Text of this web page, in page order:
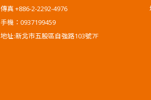
傳真 +886-2-2292-4976
手機：0937199459
地址:新北市五股區自強路103號7F